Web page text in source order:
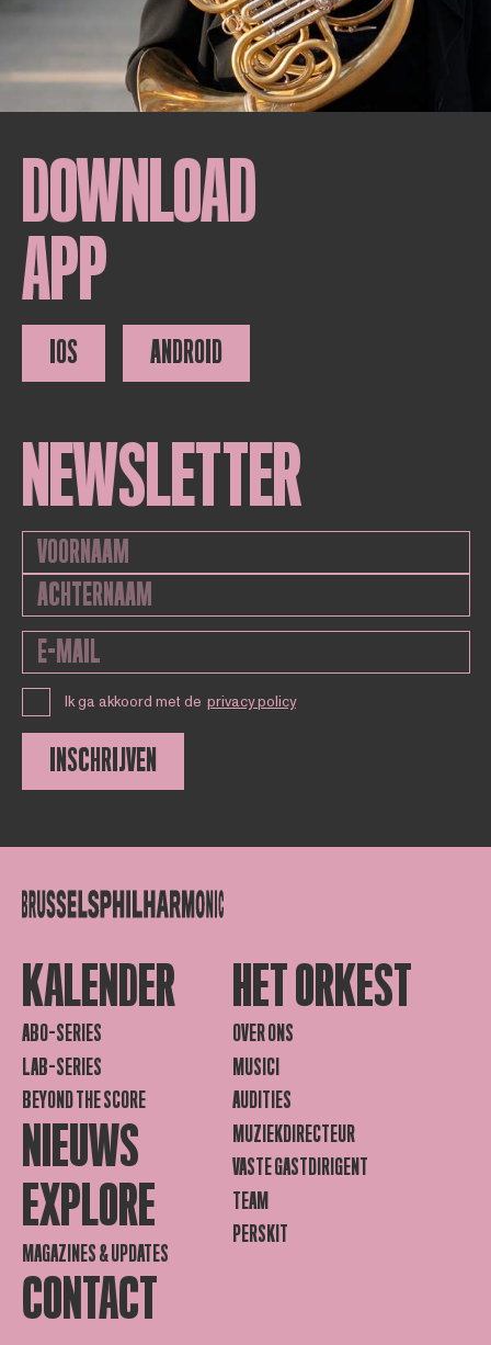
DOWNLOAD
APP
IOS ANDROID
NEWSLETTER
Ik ga akkoord met de privacy policy
INSCHRIJVEN
KALENDER
ABO-SERIES
LAB-SERIES
BEYOND THE SCORE
NIEUWS
EXPLORE
MAGAZINES & UPDATES
CONTACT
HET ORKEST
OVER ONS
MUSICI
AUDITIES
MUZIEKDIRECTEUR
VASTE GASTDIRIGENT
TEAM
PERSKIT